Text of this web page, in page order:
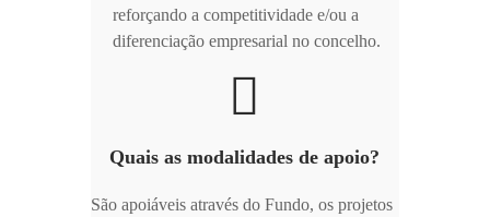
reforçando a competitividade e/ou a
diferenciação empresarial no concelho.
Quais as modalidades de apoio?
São apoiáveis através do Fundo, os projetos